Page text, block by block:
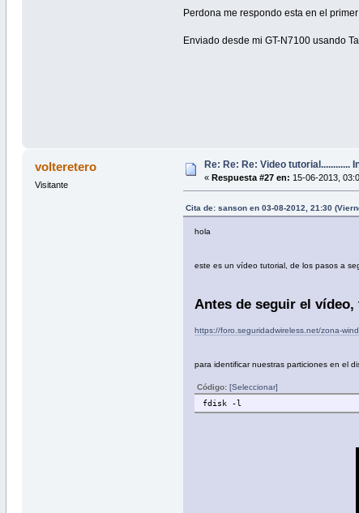
Perdona me respondo esta en el
Enviado desde mi GT-N7100 usando
volteretero
Visitante
Re: Re: Re: Video tutorial............
« Respuesta #27 en: 15-06-2013,
Cita de: sanson en 03-08-2012, 21:30
hola
este es un vídeo tutorial, de los pasos a
Antes de seguir el
https://foro.seguridadwireless.net/zona-
para identificar nuestras particiones en el
Código:[Seleccionar]
fdisk -l